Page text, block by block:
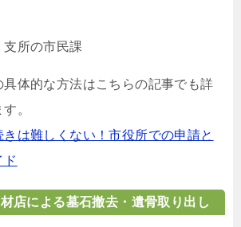
所の市民課
体的な方法はこちらの記事でも詳
。
は難しくない！市役所での申請と
ド
店による墓石撤去・遺骨取り出し